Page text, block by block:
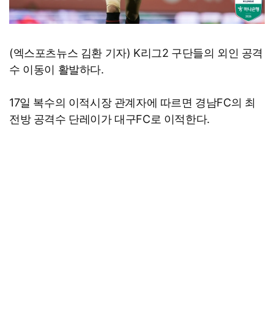
(엑스포츠뉴스 김환 기자) K리그2 구단들의 외인 공격
수 이동이 활발하다.
17일 복수의 이적시장 관계자에 따르면 경남FC의 최
전방 공격수 단레이가 대구FC로 이적한다.